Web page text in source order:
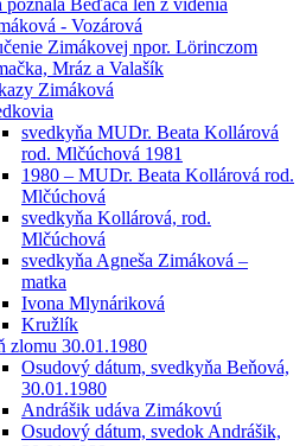
- Vozárová
Zimákovej npor. Lörinczom
Mráz a Valašík
Zimáková
svedkyňa MUDr. Beata Kollárová
rod. Mlčúchová 1981
1980 – MUDr. Beata Kollárová rod.
Mlčúchová
svedkyňa Kollárová, rod.
Mlčúchová
svedkyňa Agneša Zimáková –
matka
Ivona Mlynáriková
Kružlík
zlomu 30.01.1980
Osudový dátum, svedkyňa Beňová,
30.01.1980
Andrášik udáva Zimákovú
Osudový dátum, svedok Andrášik,